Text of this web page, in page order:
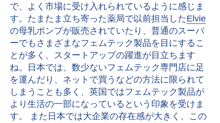
で、よく市場に受け入れられているように感じま
す。たまたま立ち寄った薬局で以前担当したElvie
の母乳ポンプが販売されていたり、普通のスーパ
ーでもさまざまなフェムテック製品を目にするこ
とが多く、スタートアップの躍進が目立ちます
ね。日本では、数少ないフェムテック専門店に足
を運んだり、ネットで買うなどの方法に限られて
しまうことも多く、英国ではフェムテック製品が
より生活の一部になっているという印象を受けま
す。 また日本では大企業の存在感が大きく、この